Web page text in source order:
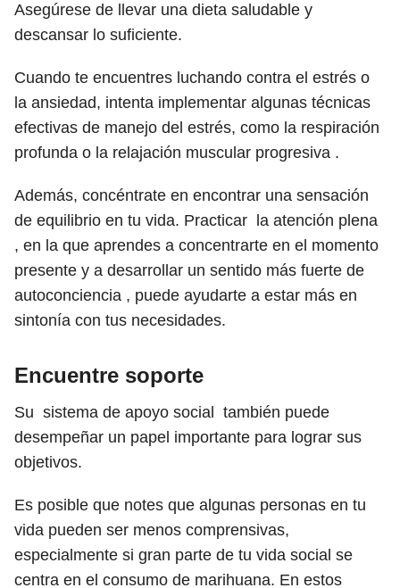
Asegúrese de llevar una dieta saludable y
descansar lo suficiente.
Cuando te encuentres luchando contra el estrés o
la ansiedad, intenta implementar algunas técnicas
efectivas de manejo del estrés, como la respiración
profunda o la relajación muscular progresiva .
Además, concéntrate en encontrar una sensación
de equilibrio en tu vida. Practicar la atención plena
, en la que aprendes a concentrarte en el momento
presente y a desarrollar un sentido más fuerte de
autoconciencia , puede ayudarte a estar más en
sintonía con tus necesidades.
Encuentre soporte
Su sistema de apoyo social también puede
desempeñar un papel importante para lograr sus
objetivos.
Es posible que notes que algunas personas en tu
vida pueden ser menos comprensivas,
especialmente si gran parte de tu vida social se
centra en el consumo de marihuana. En estos